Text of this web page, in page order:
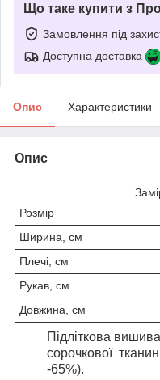
Що таке купити з
Замовлення під
Доступна доставка
Опис Характеристики
Опис
Розмір
Ширина, см
Плечі, см
Рукав, см
Довжина, см
Підліткова
сорочкової
-65%).